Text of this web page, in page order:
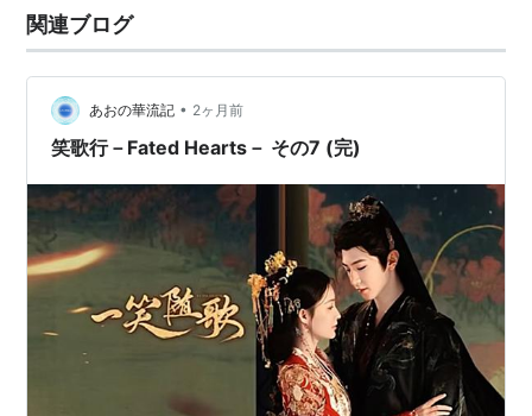
poupe.hatenadiary.jp 原題：御廷谣 キャスト 吴谨言 饰
孟廷辉 陈哲远 饰 英寡 梁永棋 饰 尹清 赵昭仪 饰 严馥之 …
関連ブログ
あおの華流記 • 2ヶ月前
笑歌行－Fated Hearts－ その7 (完)